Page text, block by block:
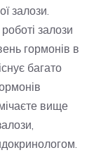
залози.
залози
гормонів в
багато
вище